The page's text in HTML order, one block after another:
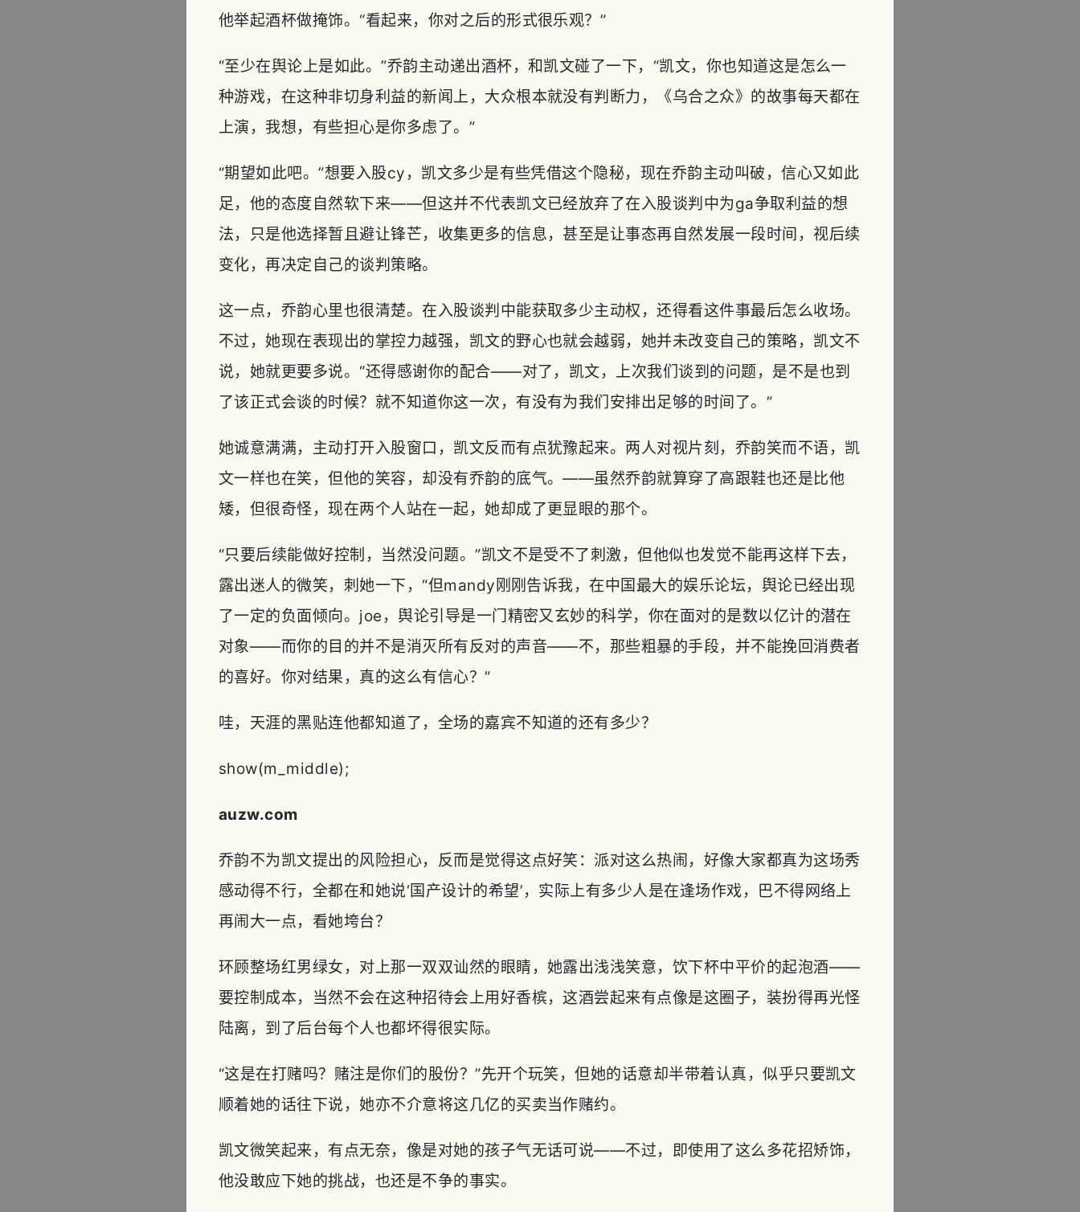
他举起酒杯做掩饰。“看起来，你对之后的形式很乐观？”
“至少在舆论上是如此。”乔韵主动递出酒杯，和凯文碰了一下，“凯文，你也知道这是怎么一
种游戏，在这种非切身利益的新闻上，大众根本就没有判断力，《乌合之众》的故事每天都在
上演，我想，有些担心是你多虑了。”
“期望如此吧。”想要入股cy，凯文多少是有些凭借这个隐秘，现在乔韵主动叫破，信心又如此
足，他的态度自然软下来——但这并不代表凯文已经放弃了在入股谈判中为ga争取利益的想
法，只是他选择暂且避让锋芒，收集更多的信息，甚至是让事态再自然发展一段时间，视后续
变化，再决定自己的谈判策略。
这一点，乔韵心里也很清楚。在入股谈判中能获取多少主动权，还得看这件事最后怎么收场。
不过，她现在表现出的掌控力越强，凯文的野心也就会越弱，她并未改变自己的策略，凯文不
说，她就更要多说。“还得感谢你的配合——对了，凯文，上次我们谈到的问题，是不是也到
了该正式会谈的时候？就不知道你这一次，有没有为我们安排出足够的时间了。”
她诚意满满，主动打开入股窗口，凯文反而有点犹豫起来。两人对视片刻，乔韵笑而不语，凯
文一样也在笑，但他的笑容，却没有乔韵的底气。——虽然乔韵就算穿了高跟鞋也还是比他
矮，但很奇怪，现在两个人站在一起，她却成了更显眼的那个。
“只要后续能做好控制，当然没问题。”凯文不是受不了刺激，但他似也发觉不能再这样下去，
露出迷人的微笑，刺她一下，“但mandy刚刚告诉我，在中国最大的娱乐论坛，舆论已经出现
了一定的负面倾向。joe，舆论引导是一门精密又玄妙的科学，你在面对的是数以亿计的潜在
对象——而你的目的并不是消灭所有反对的声音——不，那些粗暴的手段，并不能挽回消费者
的喜好。你对结果，真的这么有信心？”
哇，天涯的黑贴连他都知道了，全场的嘉宾不知道的还有多少？
show(m_middle);
auzw.com
乔韵不为凯文提出的风险担心，反而是觉得这点好笑：派对这么热闹，好像大家都真为这场秀
感动得不行，全都在和她说‘国产设计的希望’，实际上有多少人是在逢场作戏，巴不得网络上
再闹大一点，看她垮台？
环顾整场红男绿女，对上那一双双讪然的眼睛，她露出浅浅笑意，饮下杯中平价的起泡酒——
要控制成本，当然不会在这种招待会上用好香槟，这酒尝起来有点像是这圈子，装扮得再光怪
陆离，到了后台每个人也都坏得很实际。
“这是在打赌吗？赌注是你们的股份？”先开个玩笑，但她的话意却半带着认真，似乎只要凯文
顺着她的话往下说，她亦不介意将这几亿的买卖当作赌约。
凯文微笑起来，有点无奈，像是对她的孩子气无话可说——不过，即使用了这么多花招矫饰，
他没敢应下她的挑战，也还是不争的事实。